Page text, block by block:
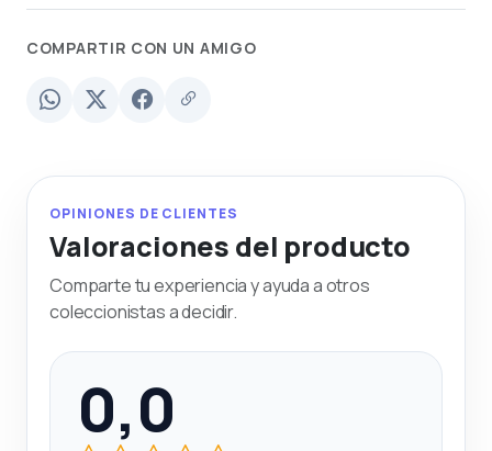
COMPARTIR CON UN AMIGO
OPINIONES DE CLIENTES
Valoraciones del producto
Comparte tu experiencia y ayuda a otros
coleccionistas a decidir.
0,0